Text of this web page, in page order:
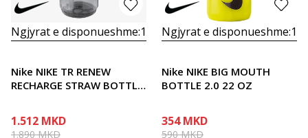
Ngjyrat e disponueshme:1
Nike NIKE TR RENEW
RECHARGE STRAW BOTTLE
1.512 MKD
1.890MKD
Ngjyrat e disponueshme:1
Nike NIKE BIG MOUTH
BOTTLE 2.0 22 OZ
354 MKD
590MKD